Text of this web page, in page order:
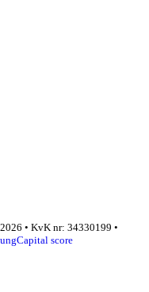
• KvK nr: 34330199 •
score